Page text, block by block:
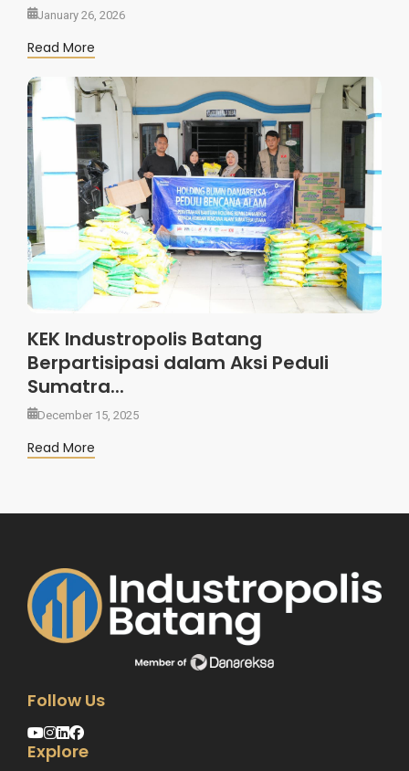
January 26, 2026
Read More
KEK Industropolis Batang
Berpartisipasi dalam Aksi Peduli
Sumatra...
December 15, 2025
Read More
Follow Us
Explore